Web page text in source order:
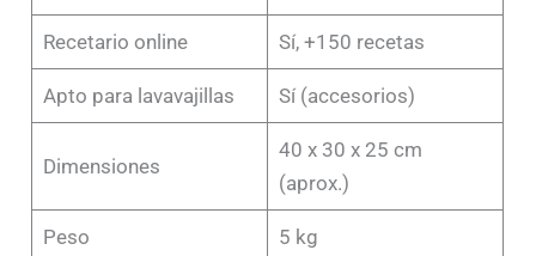
Recetario online Sí, +150 recetas
Apto para lavavajillas Sí (accesorios)
Dimensiones
40 x 30 x 25 cm
(aprox.)
Peso 5 kg